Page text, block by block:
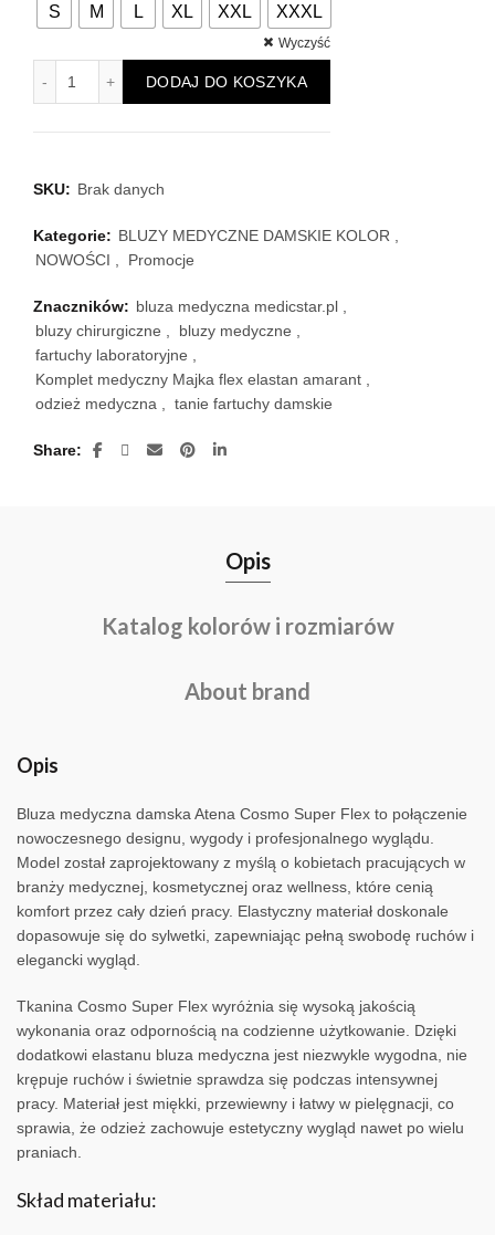
S M L XL XXL XXXL
Wyczyść
DODAJ DO KOSZYKA
SKU: Brak danych
Kategorie: BLUZY MEDYCZNE DAMSKIE KOLOR
NOWOŚCI
Promocje
Znaczników: bluza medyczna medicstar.pl
bluzy chirurgiczne
bluzy medyczne
fartuchy laboratoryjne
Komplet medyczny Majka flex elastan amarant
odzież medyczna
tanie fartuchy damskie
Share
Opis
Katalog kolorów i rozmiarów
About brand
Opis
Bluza medyczna damska Atena Cosmo Super Flex to połączenie
nowoczesnego designu, wygody i profesjonalnego wyglądu.
Model został zaprojektowany z myślą o kobietach pracujących w
branży medycznej, kosmetycznej oraz wellness, które cenią
komfort przez cały dzień pracy. Elastyczny materiał doskonale
dopasowuje się do sylwetki, zapewniając pełną swobodę ruchów i
elegancki wygląd.
Tkanina Cosmo Super Flex wyróżnia się wysoką jakością
wykonania oraz odpornością na codzienne użytkowanie. Dzięki
dodatkowi elastanu bluza medyczna jest niezwykle wygodna, nie
krępuje ruchów i świetnie sprawdza się podczas intensywnej
pracy. Materiał jest miękki, przewiewny i łatwy w pielęgnacji, co
sprawia, że odzież zachowuje estetyczny wygląd nawet po wielu
praniach.
Skład materiału: